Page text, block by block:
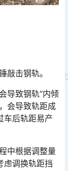
击钢轨。
导致钢轨“内倾
会导致轨距成
车后轨距易产
中根据调整量
虑调换轨距挡